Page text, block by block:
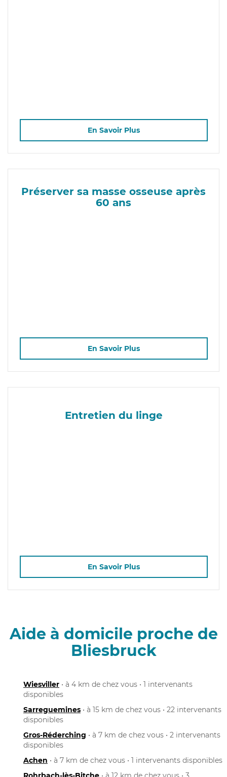
En Savoir Plus
Préserver sa masse osseuse après
60 ans
En Savoir Plus
Entretien du linge
En Savoir Plus
Aide à domicile proche de
Bliesbruck
Wiesviller • à 4 km de chez vous • 1 intervenants
disponibles
Sarreguemines • à 15 km de chez vous • 22 intervenants
disponibles
Gros-Réderching • à 7 km de chez vous • 2 intervenants
disponibles
Achen • à 7 km de chez vous • 1 intervenants disponibles